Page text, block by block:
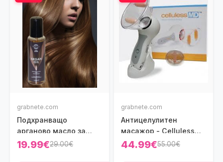
grabnete.com
Подхранващо
арганово масло за
коса
19.99€29.00€
grabnete.com
Антицелулитен
масажор - Celluless
MD
44.99€55.00€